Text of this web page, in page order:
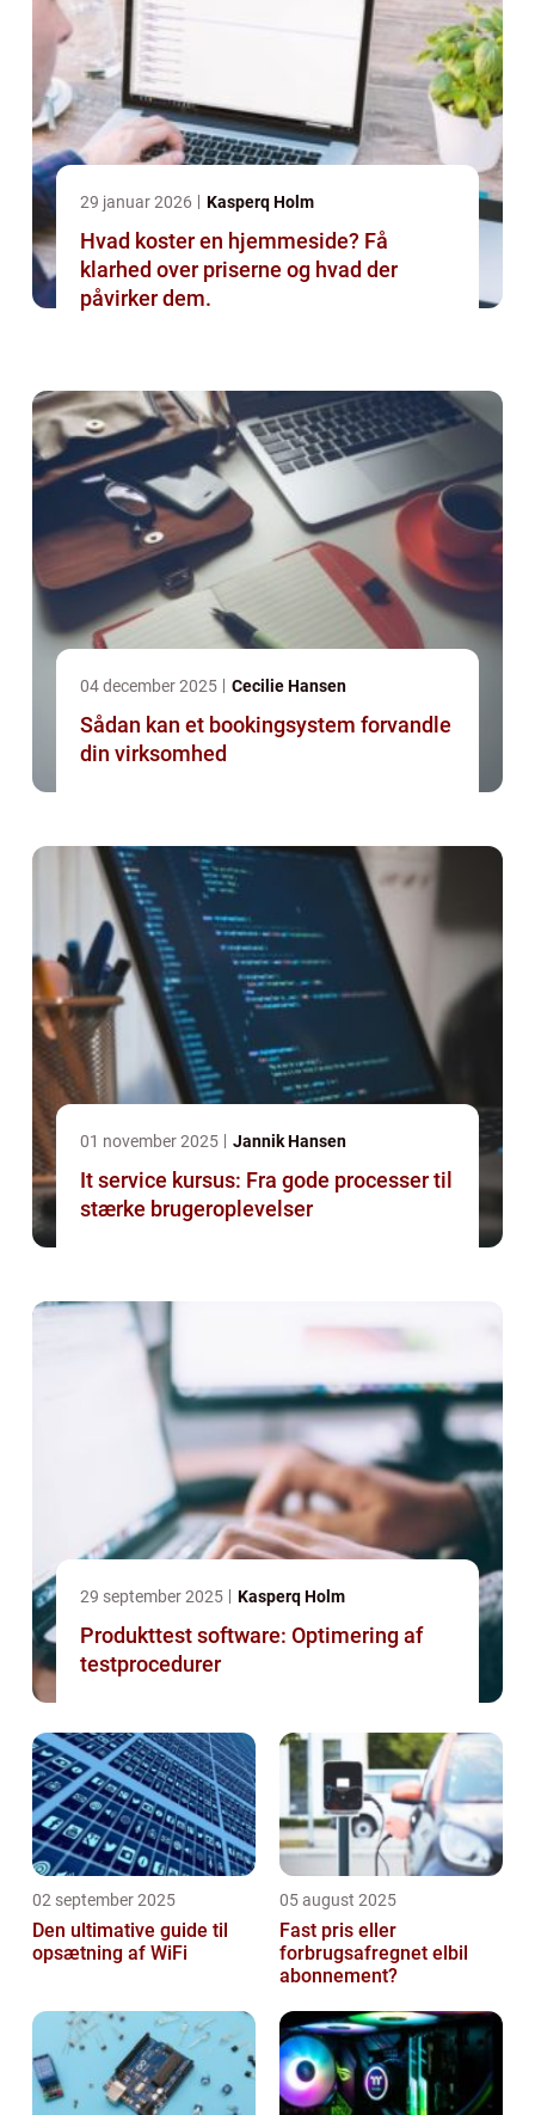
29 januar 2026 Kasperq Holm
Hvad koster en hjemmeside? Få
klarhed over priserne og hvad der
påvirker dem.
04 december 2025 Cecilie Hansen
Sådan kan et bookingsystem forvandle
din virksomhed
01 november 2025 Jannik Hansen
It service kursus: Fra gode processer til
stærke brugeroplevelser
29 september 2025 Kasperq Holm
Produkttest software: Optimering af
testprocedurer
02 september 2025
Den ultimative guide til
opsætning af WiFi
05 august 2025
Fast pris eller
forbrugsafregnet elbil
abonnement?